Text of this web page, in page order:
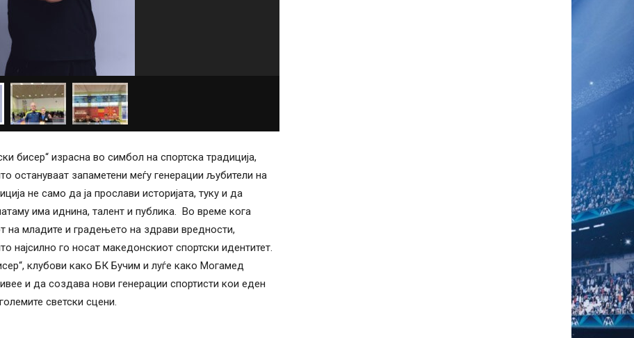
бисер“ израсна во симбол на спортска традиција,
остануваат запаметени меѓу генерации љубители на
не само да ја прослави историјата, туку и да
има иднина, талент и публика. Во време кога
на младите и градењето на здрави вредности,
најсилно го носат македонскиот спортски идентитет.
клубови како БК Бучим и луѓе како Могамед
и да создава нови генерации спортисти кои еден
светски сцени.